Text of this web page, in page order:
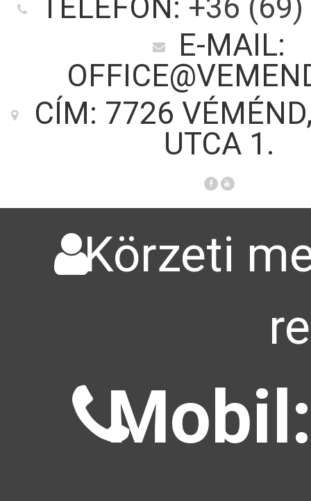
TELEFON: +36
E-MAIL:
CÍM: 7726
UTCA 1.
Körzeti